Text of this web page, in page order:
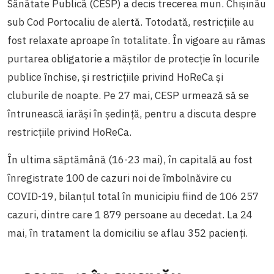
Sănătate Publică (CESP) a decis trecerea mun. Chișinău
sub Cod Portocaliu de alertă. Totodată, restricțiile au
fost relaxate aproape în totalitate. În vigoare au rămas
purtarea obligatorie a măștilor de protecție în locurile
publice închise, și restricțiile privind HoReCa și
cluburile de noapte. Pe 27 mai, CESP urmează să se
întrunească iarăși în ședință, pentru a discuta despre
restricțiile privind HoReCa.
În ultima săptămână (16-23 mai), în capitală au fost
înregistrate 100 de cazuri noi de îmbolnăvire cu
COVID-19, bilanțul total în municipiu fiind de 106 257
cazuri, dintre care 1 879 persoane au decedat. La 24
mai, în tratament la domiciliu se aflau 352 pacienți.